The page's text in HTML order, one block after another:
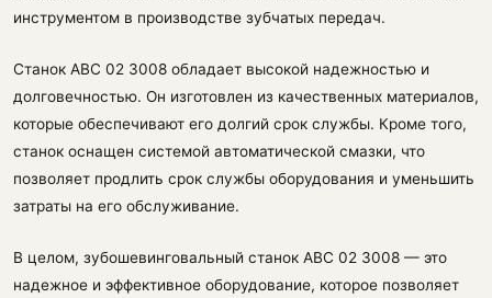
инструментом в производстве зубчатых передач.
Станок АВС 02 3008 обладает высокой надежностью и
долговечностью. Он изготовлен из качественных материалов,
которые обеспечивают его долгий срок службы. Кроме того,
станок оснащен системой автоматической смазки, что
позволяет продлить срок службы оборудования и уменьшить
затраты на его обслуживание.
В целом, зубошевинговальный станок АВС 02 3008 — это
надежное и эффективное оборудование, которое позволяет